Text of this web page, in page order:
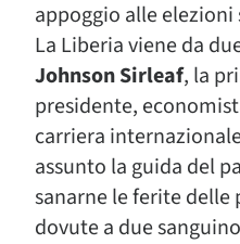
appoggio alle elezioni
La Liberia viene da
Johnson Sirleaf, la
presidente,
carriera
assunto la guida del
sanarne le ferite
dovute a due